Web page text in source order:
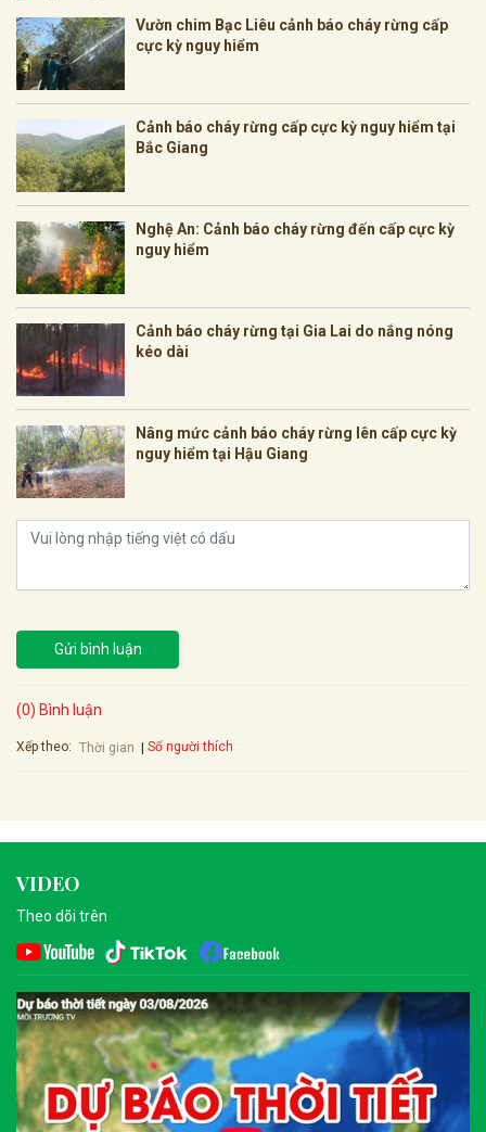
Vườn chim Bạc Liêu cảnh báo cháy rừng cấp
cực kỳ nguy hiểm
Cảnh báo cháy rừng cấp cực kỳ nguy hiểm tại
Bắc Giang
Nghệ An: Cảnh báo cháy rừng đến cấp cực kỳ
nguy hiểm
Cảnh báo cháy rừng tại Gia Lai do nắng nóng
kéo dài
Nâng mức cảnh báo cháy rừng lên cấp cực kỳ
nguy hiểm tại Hậu Giang
Gửi bình luận
(0) Bình luận
Xếp theo: Thời gian Số người thích
VIDEO
Theo dõi trên